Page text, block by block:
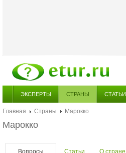
ЭКСПЕРТЫ СТРАНЫ СТАТЬИ
Главная Страны
Марокко
Марокко
Вопросы Статьи О стране